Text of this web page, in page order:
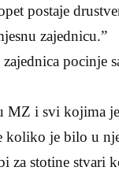
postaje
zajednicu.”
pocinje
MZ i svi kojima
koliko je bilo u
za stotine stvari